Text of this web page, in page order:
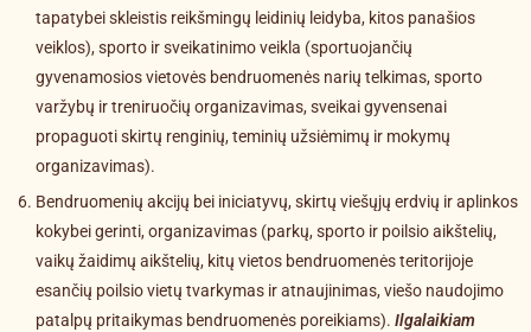
tapatybei skleistis reikšmingų leidinių leidyba, kitos panašios
veiklos), sporto ir sveikatinimo veikla (sportuojančių
gyvenamosios vietovės bendruomenės narių telkimas, sporto
varžybų ir treniruočių organizavimas, sveikai gyvensenai
propaguoti skirtų renginių, teminių užsiėmimų ir mokymų
organizavimas).
Bendruomenių akcijų bei iniciatyvų, skirtų viešųjų erdvių ir aplinkos
kokybei gerinti, organizavimas (parkų, sporto ir poilsio aikštelių,
vaikų žaidimų aikštelių, kitų vietos bendruomenės teritorijoje
esančių poilsio vietų tvarkymas ir atnaujinimas, viešo naudojimo
patalpų pritaikymas bendruomenės poreikiams). Ilgalaikiam